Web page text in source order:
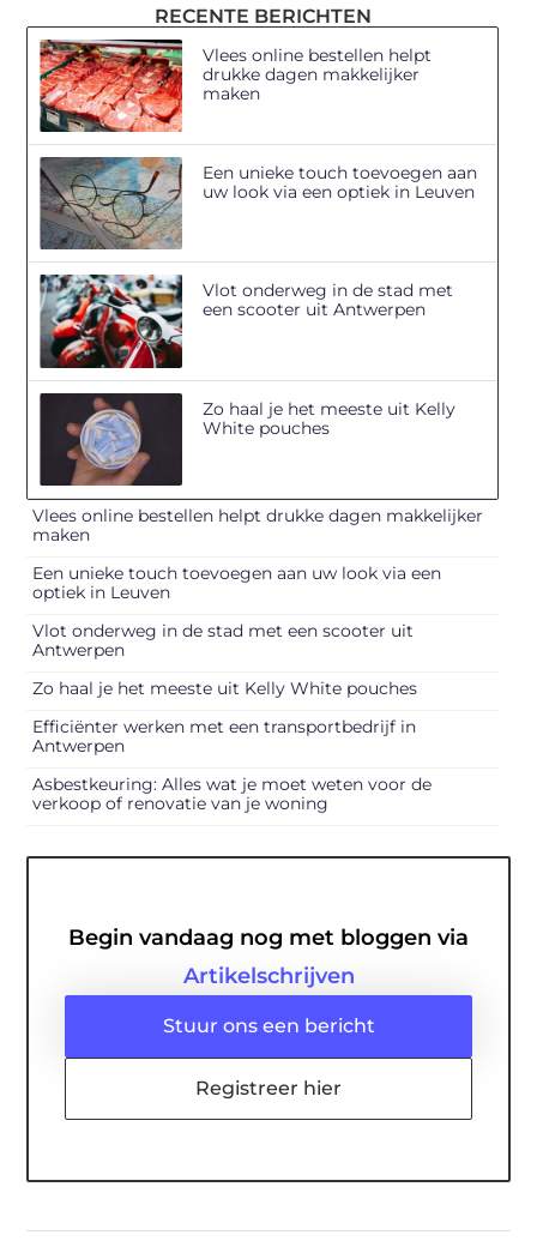
RECENTE BERICHTEN
Vlees online bestellen helpt
drukke dagen makkelijker
maken
Een unieke touch toevoegen aan
uw look via een optiek in Leuven
Vlot onderweg in de stad met
een scooter uit Antwerpen
Zo haal je het meeste uit Kelly
White pouches
Vlees online bestellen helpt drukke dagen makkelijker
maken
Een unieke touch toevoegen aan uw look via een
optiek in Leuven
Vlot onderweg in de stad met een scooter uit
Antwerpen
Zo haal je het meeste uit Kelly White pouches
Efficiënter werken met een transportbedrijf in
Antwerpen
Asbestkeuring: Alles wat je moet weten voor de
verkoop of renovatie van je woning
Begin vandaag nog met bloggen via
Artikelschrijven
Stuur ons een bericht
Registreer hier